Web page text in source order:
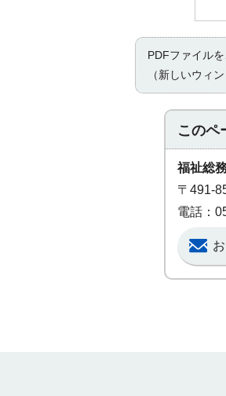
PDFファイル
（新しいウィ
このペ
福祉総
〒491-
電話：